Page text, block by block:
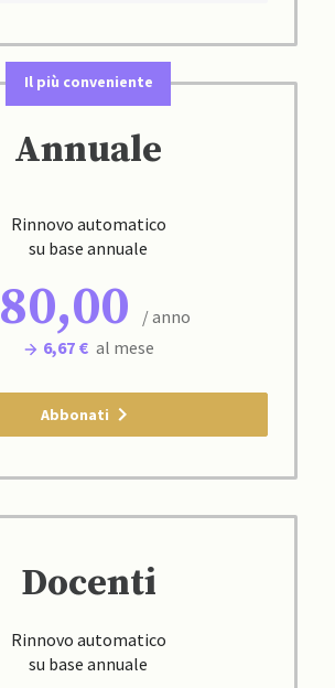
Il più conveniente
Annuale
Rinnovo automatico
su base annuale
80,00
/ anno
6,67 € al mese
Abbonati
Docenti
Rinnovo automatico
su base annuale